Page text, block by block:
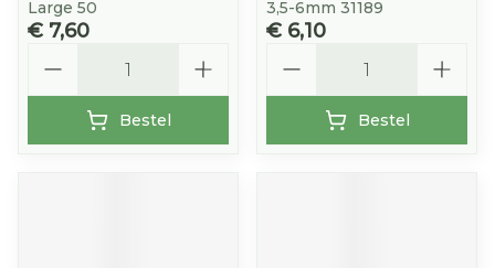
Large 50
€ 7,60
Bestel
3,5-6mm 31189
€ 6,10
Bestel